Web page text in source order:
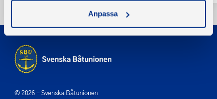
Anpassa
© 2026 - Svenska Båtunionen